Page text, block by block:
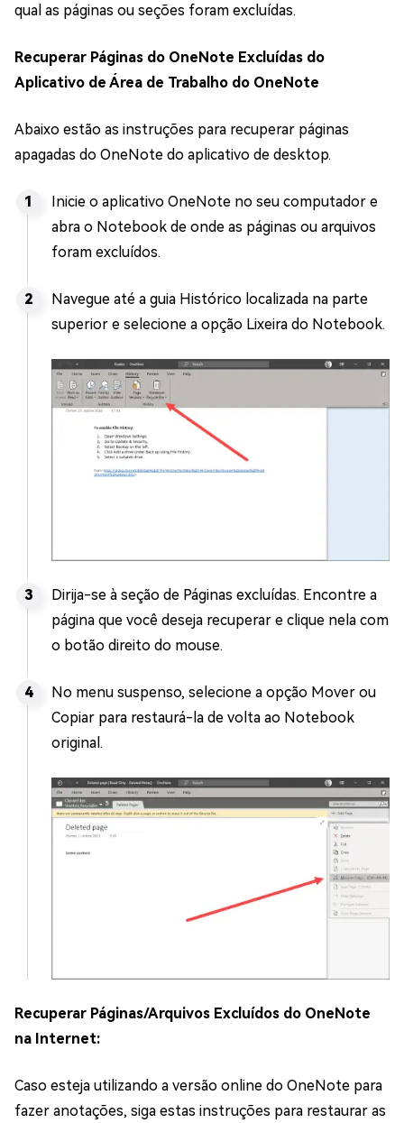
qual as páginas ou seções foram excluídas.
Recuperar Páginas do OneNote Excluídas do
Aplicativo de Área de Trabalho do OneNote
Abaixo estão as instruções para recuperar páginas
apagadas do OneNote do aplicativo de desktop.
Inicie o aplicativo OneNote no seu computador e
abra o Notebook de onde as páginas ou arquivos
foram excluídos.
Navegue até a guia Histórico localizada na parte
superior e selecione a opção Lixeira do Notebook.
Dirija-se à seção de Páginas excluídas. Encontre a
página que você deseja recuperar e clique nela com
o botão direito do mouse.
No menu suspenso, selecione a opção Mover ou
Copiar para restaurá-la de volta ao Notebook
original.
Recuperar Páginas/Arquivos Excluídos do OneNote
na Internet:
Caso esteja utilizando a versão online do OneNote para
fazer anotações, siga estas instruções para restaurar as